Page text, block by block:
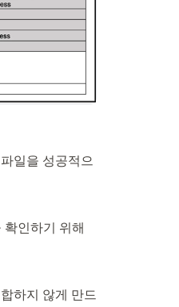
일을 성공적으
인하기 위해
하지 않게 만드